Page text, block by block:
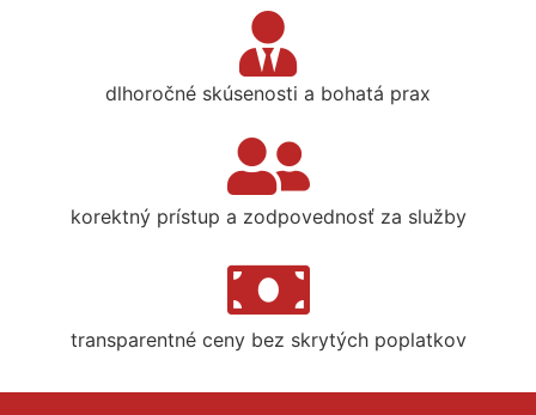
dlhoročné skúsenosti a bohatá prax
korektný prístup a zodpovednosť za služby
transparentné ceny bez skrytých poplatkov